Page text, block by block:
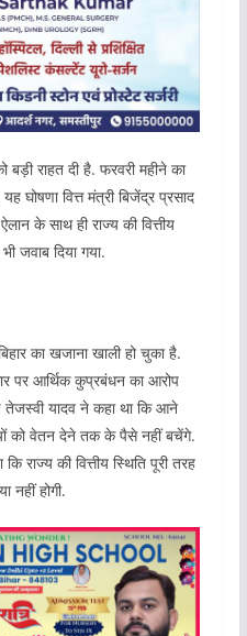
बड़ी राहत दी है. फरवरी महीने का
घोषणा वित्त मंत्री बिजेंद्र प्रसाद
के साथ ही राज्य की वित्तीय
जवाब दिया गया.
का खजाना खाली हो चुका है.
पर आर्थिक कुप्रबंधन का आरोप
तेजस्वी यादव ने कहा था कि आने
को वेतन देने तक के पैसे नहीं बचेंगे.
राज्य की वित्तीय स्थिति पूरी तरह
नहीं होगी.